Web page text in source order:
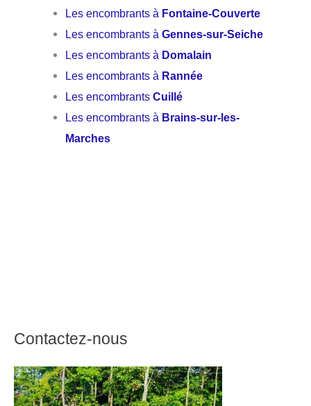
Les encombrants à Fontaine-Couverte
Les encombrants àGennes-sur-Seiche
Les encombrants à Domalain
Les encombrants à Rannée
Les encombrantsCuillé
Les encombrants à Brains-sur-les-
Marches
Contactez-nous